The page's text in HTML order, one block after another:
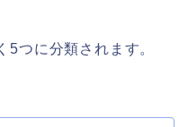
5つに分類されます。